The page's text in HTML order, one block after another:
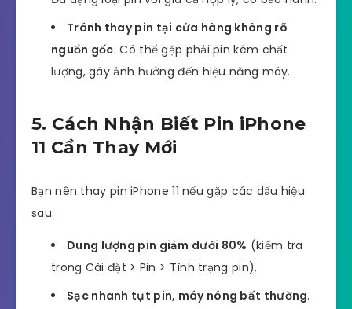
Tránh thay pin tại cửa hàng không rõ
nguồn gốc: Có thể gặp phải pin kém chất
lượng, gây ảnh hưởng đến hiệu năng máy.
5. Cách Nhận Biết Pin iPhone
11 Cần Thay Mới
Bạn nên thay pin iPhone 11 nếu gặp các dấu hiệu
sau:
Dung lượng pin giảm dưới 80% (kiểm tra
trong Cài đặt > Pin > Tình trạng pin).
Sạc nhanh tụt pin, máy nóng bất thường.